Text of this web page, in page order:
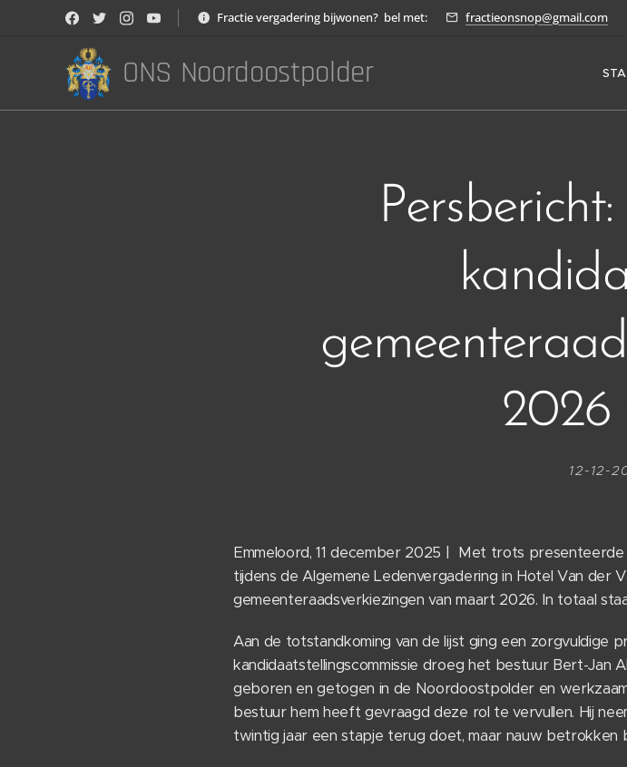
Fractie vergadering bijwonen? bel met: fractieonsnop@gmail.com
ONS Noordoostpolder
2026
12-12-
Emmeloord, 11 december 2025 | Met trots
tijdens de Algemene Ledenvergadering in Hotel Van der
gemeenteraadsverkiezingen van maart 2026. In totaal
Aan de totstandkoming van de lijst ging een zorgvuldige
kandidaatstellingscommissie droeg het bestuur Bert-Jan
geboren en getogen in de Noordoostpolder en
bestuur hem heeft gevraagd deze rol te vervullen. Hij
twintig jaar een stapje terug doet, maar nauw betrokken